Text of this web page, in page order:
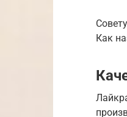
Как